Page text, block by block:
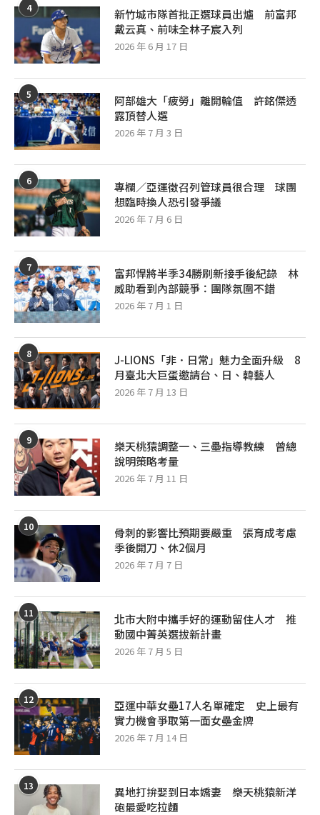
4
新竹城市隊首批正選球員出爐 前富邦
戴云真、前味全林子宸入列
2026 年 6 月 17 日
5
阿部雄大「疲勞」離開輪值 許銘傑透
露頂替人選
2026 年 7 月 3 日
6
專欄／亞運徵召列管球員很合理 球團
想臨時換人恐引發爭議
2026 年 7 月 6 日
7
富邦悍將半季34勝刷新接手後紀錄 林
威助看到內部競爭：團隊氛圍不錯
2026 年 7 月 1 日
8
J-LIONS「非．日常」魅力全面升級 8
月臺北大巨蛋邀請台、日、韓藝人
2026 年 7 月 13 日
9
樂天桃猿調整一、三壘指導教練 曾總
說明策略考量
2026 年 7 月 11 日
10
骨刺的影響比預期要嚴重 張育成考慮
季後開刀、休2個月
2026 年 7 月 7 日
11
北市大附中攜手好的運動留住人才 推
動國中菁英選拔新計畫
2026 年 7 月 5 日
12
亞運中華女壘17人名單確定 史上最有
實力機會爭取第一面女壘金牌
2026 年 7 月 14 日
13
異地打拚娶到日本嬌妻 樂天桃猿新洋
砲最愛吃拉麵